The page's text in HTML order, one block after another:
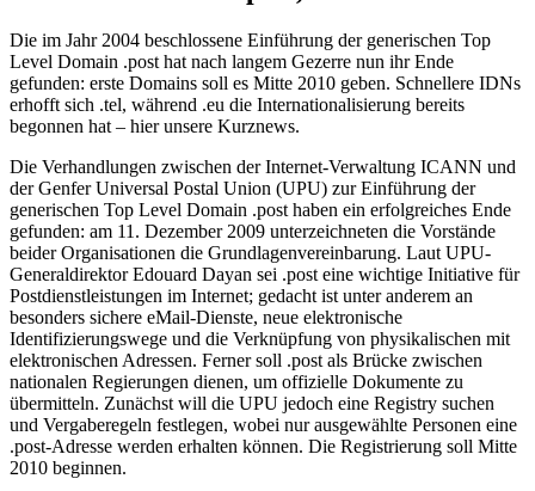
Die im Jahr 2004 beschlossene Einführung der generischen Top
Level Domain .post hat nach langem Gezerre nun ihr Ende
gefunden: erste Domains soll es Mitte 2010 geben. Schnellere IDNs
erhofft sich .tel, während .eu die Internationalisierung bereits
begonnen hat – hier unsere Kurznews.
Die Verhandlungen zwischen der Internet-Verwaltung ICANN und
der Genfer Universal Postal Union (UPU) zur Einführung der
generischen Top Level Domain .post haben ein erfolgreiches Ende
gefunden: am 11. Dezember 2009 unterzeichneten die Vorstände
beider Organisationen die Grundlagenvereinbarung. Laut UPU-
Generaldirektor Edouard Dayan sei .post eine wichtige Initiative für
Postdienstleistungen im Internet; gedacht ist unter anderem an
besonders sichere eMail-Dienste, neue elektronische
Identifizierungswege und die Verknüpfung von physikalischen mit
elektronischen Adressen. Ferner soll .post als Brücke zwischen
nationalen Regierungen dienen, um offizielle Dokumente zu
übermitteln. Zunächst will die UPU jedoch eine Registry suchen
und Vergaberegeln festlegen, wobei nur ausgewählte Personen eine
.post-Adresse werden erhalten können. Die Registrierung soll Mitte
2010 beginnen.